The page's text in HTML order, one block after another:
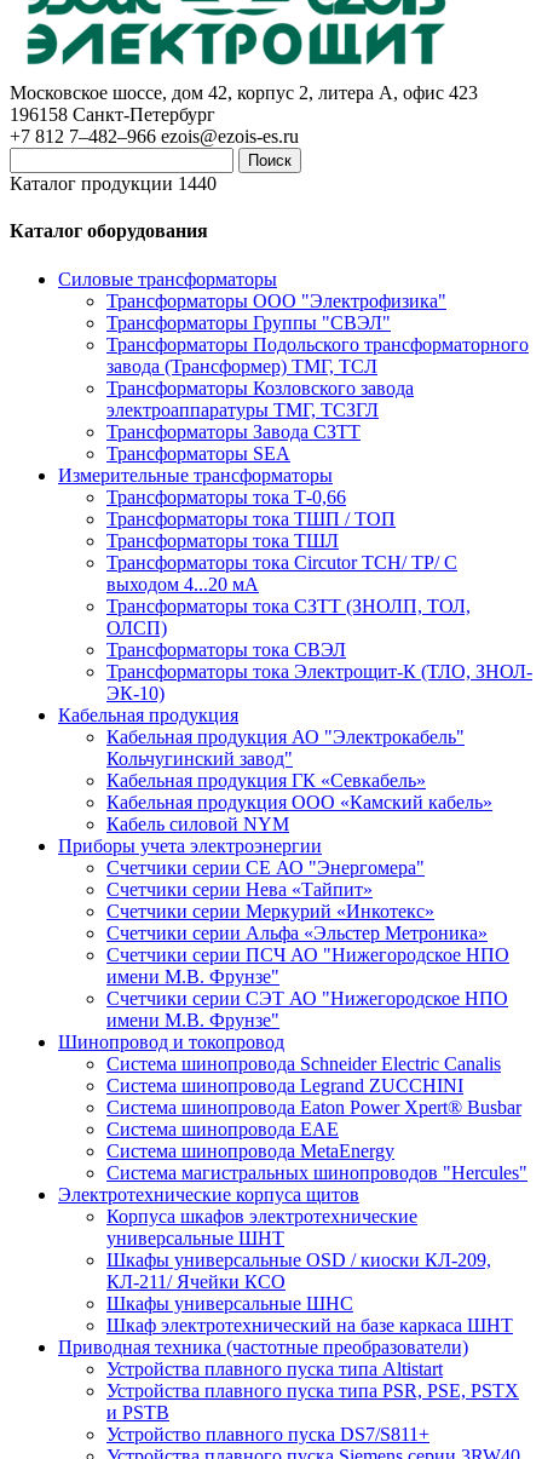
Московское шоссе, дом 42, корпус 2, литера А, офис 423
196158 Санкт-Петербург
+7 812 7–482–966 ezois@ezois-es.ru
Поиск
Каталог продукции 1440
Каталог оборудования
Силовые трансформаторы
Трансформаторы ООО "Электрофизика"
Трансформаторы Группы "СВЭЛ"
Трансформаторы Подольского трансформаторного
завода (Трансформер) ТМГ, ТСЛ
Трансформаторы Козловского завода
электроаппаратуры ТМГ, ТСЗГЛ
Трансформаторы Завода СЗТТ
Трансформаторы SEA
Измерительные трансформаторы
Трансформаторы тока Т-0,66
Трансформаторы тока ТШП / ТОП
Трансформаторы тока ТШЛ
Трансформаторы тока Circutor TCH/ TP/ С
выходом 4...20 мА
Трансформаторы тока СЗТТ (ЗНОЛП, ТОЛ,
ОЛСП)
Трансформаторы тока СВЭЛ
Трансформаторы тока Электрощит-К (ТЛО, ЗНОЛ-
ЭК-10)
Кабельная продукция
Кабельная продукция АО "Электрокабель"
Кольчугинский завод"
Кабельная продукция ГК «Севкабель»
Кабельная продукция ООО «Камский кабель»
Кабель силовой NYM
Приборы учета электроэнергии
Счетчики серии СЕ АО "Энергомера"
Счетчики серии Нева «Тайпит»
Счетчики серии Меркурий «Инкотекс»
Счетчики серии Альфа «Эльстер Метроника»
Счетчики серии ПСЧ АО "Нижегородское НПО
имени М.В. Фрунзе"
Счетчики серии СЭТ АО "Нижегородское НПО
имени М.В. Фрунзе"
Шинопровод и токопровод
Система шинопровода Schneider Electric Canalis
Система шинопровода Legrand ZUCCHINI
Система шинопровода Eaton Power Xpert® Busbar
Система шинопровода EAE
Система шинопровода MetaEnergy
Система магистральных шинопроводов "Hercules"
Электротехнические корпуса щитов
Корпуса шкафов электротехнические
универсальные ШНТ
Шкафы универсальные OSD / киоски КЛ-209,
КЛ-211/ Ячейки КСО
Шкафы универсальные ШНС
Шкаф электротехнический на базе каркаса ШНТ
Приводная техника (частотные преобразователи)
Устройства плавного пуска типа Altistart
Устройства плавного пуска типа PSR, PSE, PSTX
и PSTB
Устройство плавного пуска DS7/S811+